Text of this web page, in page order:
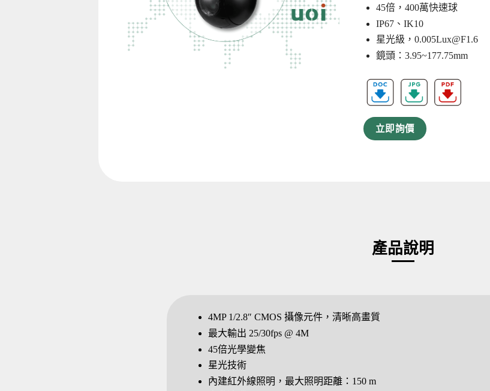
45倍，400萬快速球
IP67、IK10
星光級，0.005Lux@F1.6
鏡頭：3.95~177.75mm
立即詢價
產品說明
4MP 1/2.8″ CMOS 攝像元件，清晰高畫質
最大輸出 25/30fps @ 4M
45倍光學變焦
星光技術
內建紅外線照明，最大照明距離：150 m